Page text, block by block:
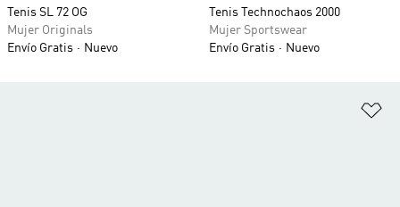
Tenis SL 72 OG
Mujer Originals
Envío Gratis
Nuevo
Tenis Technochaos 2000
Mujer Sportswear
Envío Gratis
Nuevo